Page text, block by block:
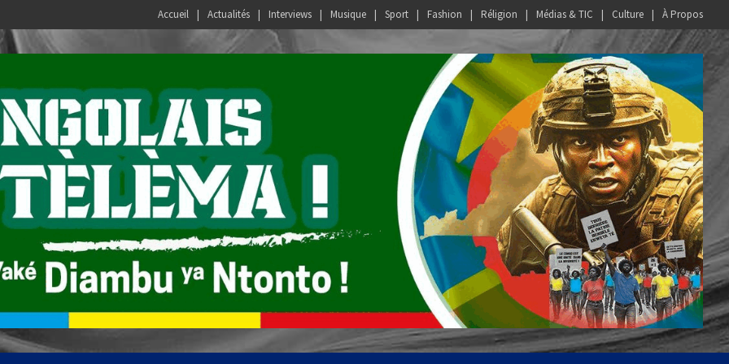
Accueil Actualités Interviews Musique Sport Fashion Réligion Médias & TIC Culture À Propos